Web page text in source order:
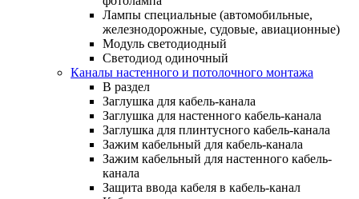
Лампы специальные (автомобильные,
железнодорожные, судовые, авиационные)
Модуль светодиодный
Светодиод одиночный
Каналы настенного и потолочного монтажа
В раздел
Заглушка для кабель-канала
Заглушка для настенного кабель-канала
Заглушка для плинтусного кабель-канала
Зажим кабельный для кабель-канала
Зажим кабельный для настенного кабель-
канала
Защита ввода кабеля в кабель-канал